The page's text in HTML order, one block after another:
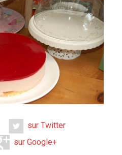
sur Twitter
sur Google+